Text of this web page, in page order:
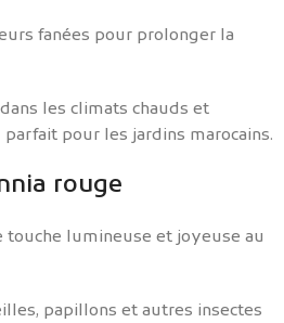
fanées pour prolonger la
les climats chauds et
pour les jardins marocains.
rouge
touche lumineuse et joyeuse au
papillons et autres insectes